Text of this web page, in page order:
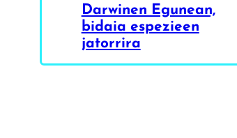
Darwinen Egunean,
bidaia espezieen
jatorrira